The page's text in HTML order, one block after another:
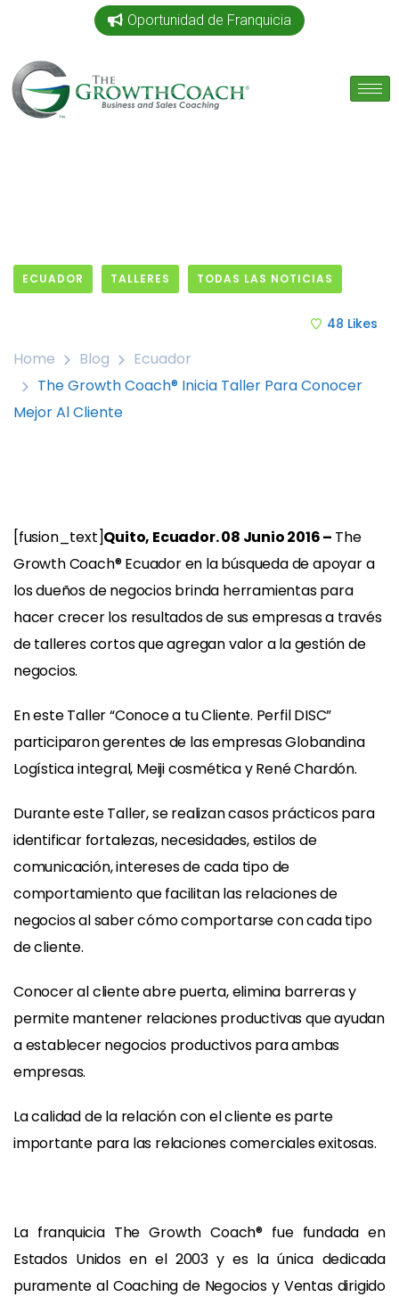
Oportunidad de Franquicia
ECUADOR TALLERES TODAS LAS NOTICIAS
48 Likes
Home Blog
Ecuador
The Growth Coach® Inicia Taller Para Conocer
Mejor Al Cliente
[fusion_text]Quito, Ecuador. 08 Junio 2016 – The
Growth Coach® Ecuador en la búsqueda de apoyar a
los dueños de negocios brinda herramientas para
hacer crecer los resultados de sus empresas a través
de talleres cortos que agregan valor a la gestión de
negocios.
En este Taller “Conoce a tu Cliente. Perfil DISC”
participaron gerentes de las empresas Globandina
Logística integral, Meiji cosmética y René Chardón.
Durante este Taller, se realizan casos prácticos para
identificar fortalezas, necesidades, estilos de
comunicación, intereses de cada tipo de
comportamiento que facilitan las relaciones de
negocios al saber cómo comportarse con cada tipo
de cliente.
Conocer al cliente abre puerta, elimina barreras y
permite mantener relaciones productivas que ayudan
a establecer negocios productivos para ambas
empresas.
La calidad de la relación con el cliente es parte
importante para las relaciones comerciales exitosas.
La franquicia The Growth Coach® fue fundada en
Estados Unidos en el 2003 y es la única dedicada
puramente al Coaching de Negocios y Ventas dirigido